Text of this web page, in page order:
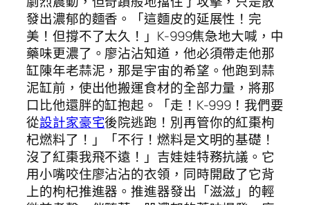
發出濃郁的麵香。「這麵皮的延展性！完
美！但撐不了太久！」K-999焦急地大喊，中
藥味更濃了。廖沾沾知道，他必須帶走他那
缸陳年老蒜泥，那是宇宙的希望。他跑到蒜
泥缸前，使出他搬運食材的全部力量，將那
口比他還胖的缸抱起。「走！K-999！我們要
從設計家豪宅後院逃跑！別再管你的紅棗枸
杞燃料了！」「不行！燃料是文明的基礎！
沒了紅棗我飛不遠！」吉娃娃特務抗議。它
用小嘴咬住廖沾沾的衣領，同時開啟了它背
上的枸杞推進器。推進器發出「滋滋」的輕